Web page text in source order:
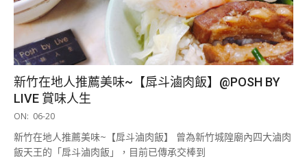
新竹在地人推薦美味~【戽斗滷肉飯】@POSH BY
LIVE 賞味人生
2019-
20
ON: 06-20
新竹在地人推薦美味~【戽斗滷肉飯】 曾為新竹城隍廟內四大滷肉
飯天王的「戽斗滷肉飯」，目前已傳承交棒到